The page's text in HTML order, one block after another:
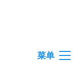
菜单